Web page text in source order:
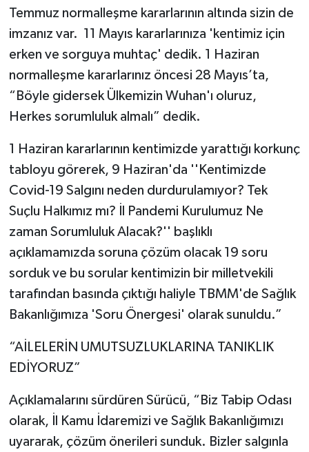
Temmuz normalleşme kararlarının altında sizin de
imzanız var. 11 Mayıs kararlarınıza 'kentimiz için
erken ve sorguya muhtaç' dedik. 1 Haziran
normalleşme kararlarınız öncesi 28 Mayıs’ta,
“Böyle gidersek Ülkemizin Wuhan'ı oluruz,
Herkes sorumluluk almalı” dedik.
1 Haziran kararlarının kentimizde yarattığı korkunç
tabloyu görerek, 9 Haziran'da ''Kentimizde
Covid-19 Salgını neden durdurulamıyor? Tek
Suçlu Halkımız mı? İl Pandemi Kurulumuz Ne
zaman Sorumluluk Alacak?'' başlıklı
açıklamamızda soruna çözüm olacak 19 soru
sorduk ve bu sorular kentimizin bir milletvekili
tarafından basında çıktığı haliyle TBMM'de Sağlık
Bakanlığımıza 'Soru Önergesi' olarak sunuldu.”
“AİLELERİN UMUTSUZLUKLARINA TANIKLIK
EDİYORUZ”
Açıklamalarını sürdüren Sürücü, “Biz Tabip Odası
olarak, İl Kamu İdaremizi ve Sağlık Bakanlığımızı
uyararak, çözüm önerileri sunduk. Bizler salgınla